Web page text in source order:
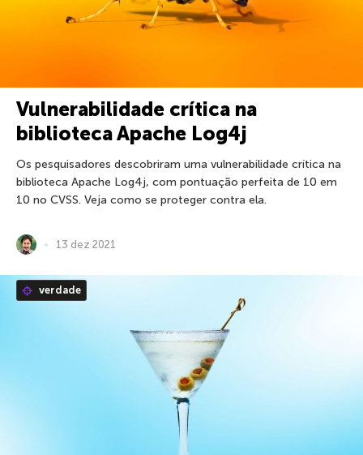
Vulnerabilidade crítica na
biblioteca Apache Log4j
Os pesquisadores descobriram uma vulnerabilidade crítica na
biblioteca Apache Log4j, com pontuação perfeita de 10 em
10 no CVSS. Veja como se proteger contra ela.
13 dez 2021
verdade